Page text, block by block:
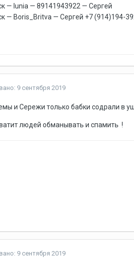
— lunia — 89141943922 — Сергей
— Boris_Britva — Сергей +7 (914)194-
9 сентября 2019
и Сережи только бабки содрали в
людей обманывать и спамить !
9 сентября 2019